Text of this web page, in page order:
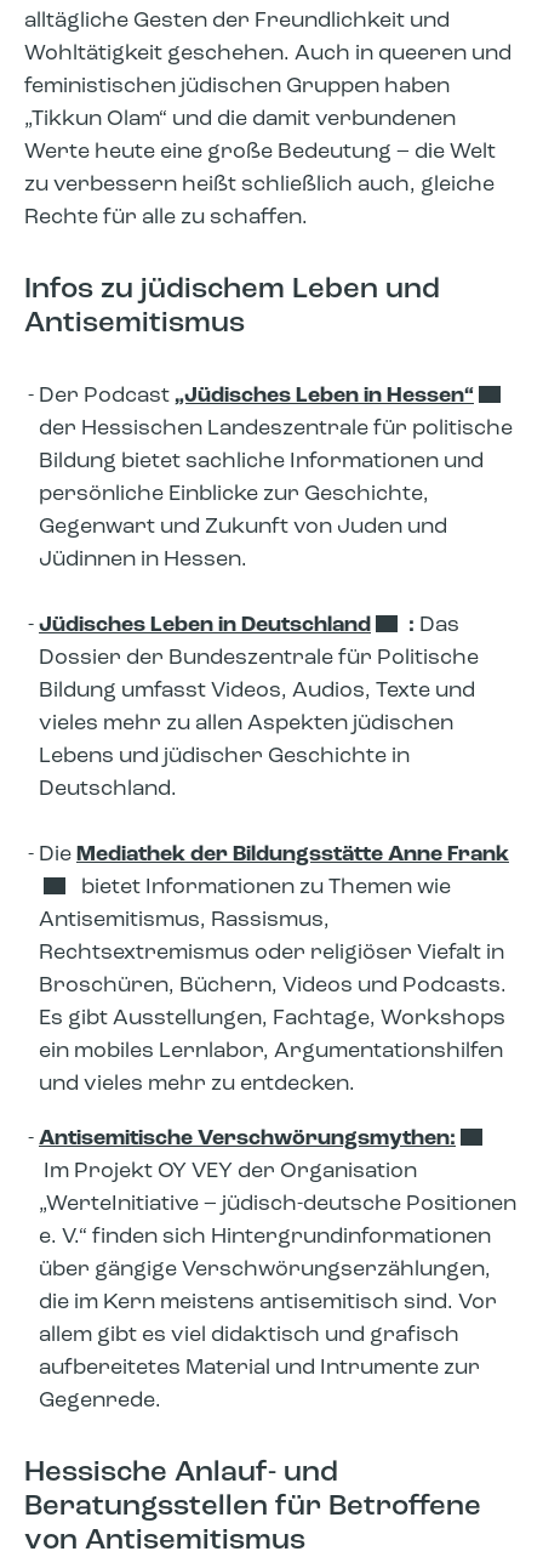
alltägliche Gesten der Freundlichkeit und
Wohltätigkeit geschehen. Auch in queeren und
feministischen jüdischen Gruppen haben
„Tikkun Olam“ und die damit verbundenen
Werte heute eine große Bedeutung – die Welt
zu verbessern heißt schließlich auch, gleiche
Rechte für alle zu schaffen.
Infos zu jüdischem Leben und
Antisemitismus
Der Podcast „Jüdisches Leben in Hessen“
der Hessischen Landeszentrale für politische
Bildung bietet sachliche Informationen und
persönliche Einblicke zur Geschichte,
Gegenwart und Zukunft von Juden und
Jüdinnen in Hessen.
Jüdisches Leben in Deutschland : Das
Dossier der Bundeszentrale für Politische
Bildung umfasst Videos, Audios, Texte und
vieles mehr zu allen Aspekten jüdischen
Lebens und jüdischer Geschichte in
Deutschland.
Die Mediathek der Bildungsstätte Anne Frank
bietet Informationen zu Themen wie
Antisemitismus, Rassismus,
Rechtsextremismus oder religiöser Viefalt in
Broschüren, Büchern, Videos und Podcasts.
Es gibt Ausstellungen, Fachtage, Workshops
ein mobiles Lernlabor, Argumentationshilfen
und vieles mehr zu entdecken.
Antisemitische Verschwörungsmythen:
Im Projekt OY VEY der Organisation
„WerteInitiative – jüdisch-deutsche Positionen
e. V.“ finden sich Hintergrundinformationen
über gängige Verschwörungserzählungen,
die im Kern meistens antisemitisch sind. Vor
allem gibt es viel didaktisch und grafisch
aufbereitetes Material und Intrumente zur
Gegenrede.
Hessische Anlauf- und
Beratungsstellen für Betroffene
von Antisemitismus